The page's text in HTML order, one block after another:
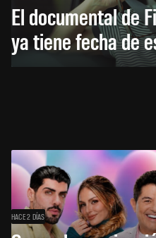
El documental de
ya tiene fecha de
HACE 2 DÍAS